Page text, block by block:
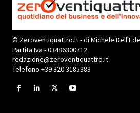
© Zeroventiquattro.it - di Michele
Partita Iva - 03486300712
redazione@zeroventiquattro.it
Telefono +39 320 3185383